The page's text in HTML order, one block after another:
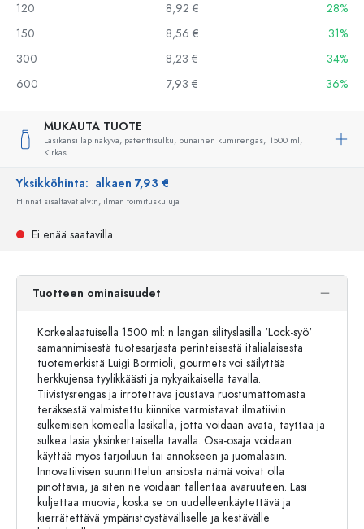
120
8,92 €
28%
150
8,56 €
31%
300
8,23 €
34%
600
7,93 € 36%
MUKAUTA TUOTE
Lasikansi läpinäkyvä, patenttisulku, punainen kumirengas, 1500 ml,
Kirkas
Yksikköhinta: alkaen 7,93 €
Hinnat sisältävät alv:n, ilman toimituskuluja
Ei enää saatavilla
Tuotteen ominaisuudet
Korkealaatuisella 1500 ml: n langan silityslasilla 'Lock-syö'
samannimisestä tuotesarjasta perinteisestä italialaisesta
tuotemerkistä Luigi Bormioli, gourmets voi säilyttää
herkkujensa tyylikkäästi ja nykyaikaisella tavalla.
Tiivistysrengas ja irrotettava joustava ruostumattomasta
teräksestä valmistettu kiinnike varmistavat ilmatiiviin
sulkemisen komealla lasikalla, jotta voidaan avata, täyttää ja
sulkea lasia yksinkertaisella tavalla. Osa-osaja voidaan
käyttää myös tarjoiluun tai annokseen ja juomalasiin.
Innovatiivisen suunnittelun ansiosta nämä voivat olla
pinottavia, ja siten ne voidaan tallentaa avaruuteen. Lasi
kuljettaa muovia, koska se on uudelleenkäytettävä ja
kierrätettävä ympäristöystävälliselle ja kestävälle